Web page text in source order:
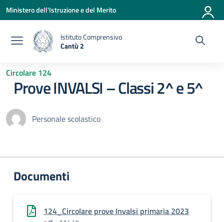
Vai ai contenuti
Vai al menu di navigazione
Vai al footer
Ministero dell'Istruzione e del Merito
Istituto Comprensivo
Cantù 2
Circolare 124
Prove INVALSI – Classi 2^ e 5^
Personale scolastico
Documenti
124_Circolare prove Invalsi primaria 2023